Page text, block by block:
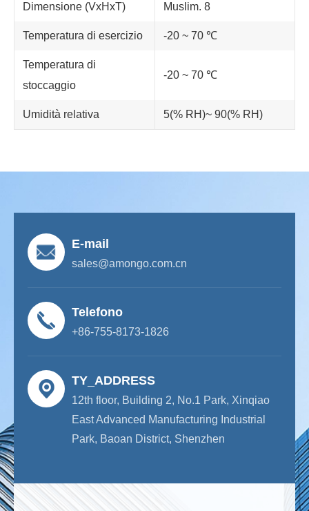
Dimensione (VxHxT) Muslim. 8
Temperatura di esercizio -20 ~ 70 ℃
Temperatura di
stoccaggio
-20 ~ 70 ℃
Umidità relativa 5(% RH)~ 90(% RH)
E-mail
sales@amongo.com.cn
Telefono
+86-755-8173-1826
TY_ADDRESS
12th floor, Building 2, No.1 Park, Xinqiao
East Advanced Manufacturing Industrial
Park, Baoan District, Shenzhen